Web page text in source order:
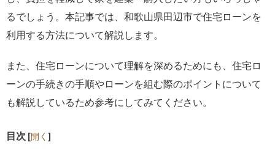
るでしょう。本記事では、和歌山県田辺市で住宅ローンを
利用する方法について解説します。
また、住宅ローンについて理解を深めるためにも、住宅ロ
ーンの手続きの手順やローンを組む際のポイントについて
も解説しているため参考にしてみてください。
目次 [開く ]